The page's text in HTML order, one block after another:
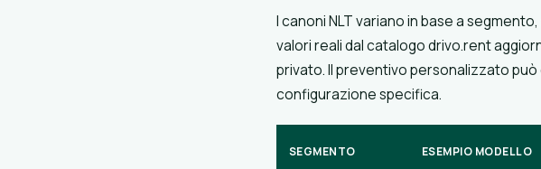
I canoni NLT variano in base a
valori reali dal catalogo drivo.rent
privato. Il preventivo personalizzato
configurazione specifica.
SEGMENTO ESEMPIO MODELLO